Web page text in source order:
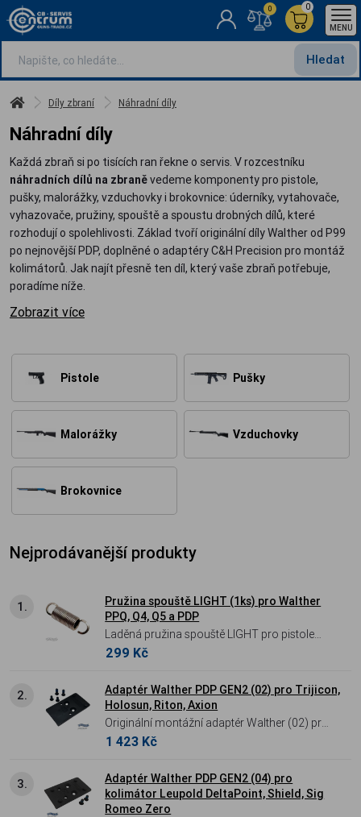
Hledat
0
0
MENU
Díly zbraní Náhradní díly
Náhradní díly
Každá zbraň si po tisících ran řekne o servis. V rozcestníku
náhradních dílů na zbraněvedeme komponenty pro pistole,
pušky, malorážky, vzduchovky i brokovnice: úderníky, vytahovače,
vyhazovače, pružiny, spouště a spoustu drobných dílů, které
rozhodují o spolehlivosti. Základ tvoří originální díly Walther od P99
po nejnovější PDP, doplněné o adaptéry C&H Precision pro montáž
kolimátorů. Jak najít přesně ten díl, který vaše zbraň potřebuje,
poradíme níže.
Zobrazit více
Pistole Pušky
Malorážky Vzduchovky
Brokovnice
Nejprodávanější produkty
1.
Pružina spouště LIGHT (1ks) pro Walther
PPQ, Q4, Q5 a PDP
Laděná pružina spouště LIGHT pro pistole
Walther řady PDP, PPQ a Q-Series – efektivní
kg.
299 Kč
2.
Adaptér Walther PDP GEN2 (02) pro Trijicon,
Holosun, Riton, Axion
Originální montážní adaptér Walther (02) pro
druhou generaci (GEN2) pistolí PDP a PDP F-
RMR/SRO a Holosun (řady
407C/507C/508T).
1 423 Kč
3.
Adaptér Walther PDP GEN2 (04) pro
kolimátor Leupold DeltaPoint, Shield, Sig
Romeo Zero